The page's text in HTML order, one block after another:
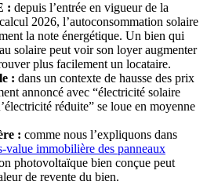
: depuis l’entrée en vigueur de la
2026, l’autoconsommation solaire
la note énergétique. Un bien qui
solaire peut voir son loyer augmenter
plus facilement un locataire.
: dans un contexte de hausse des prix
annoncé avec “électricité solaire
réduite” se loue en moyenne
: comme nous l’expliquons dans
value immobilière des panneaux
photovoltaïque bien conçue peut
de revente du bien.